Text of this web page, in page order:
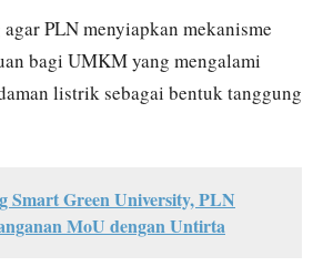
PLN menyiapkan mekanisme
bagi UMKM yang mengalami
listrik sebagai bentuk tanggung
Smart Green University, PLN
MoU dengan Untirta